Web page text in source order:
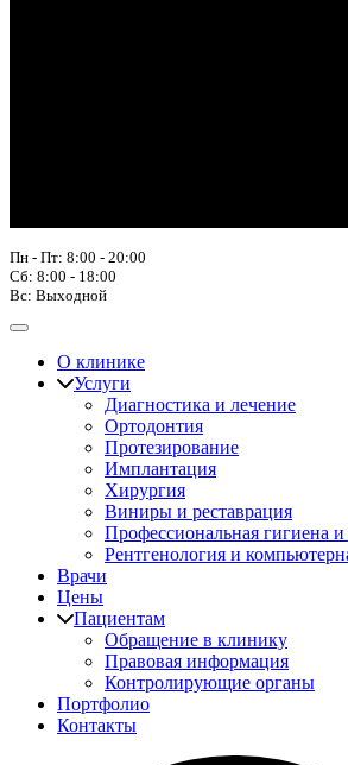
Пн - Пт: 8:00 - 20:00
Сб: 8:00 - 18:00
Вс: Выходной
О клинике
Услуги
Диагностика и лечение
Ортодонтия
Протезирование
Имплантация
Хирургия
Виниры и реставрация
Профессиональная гигиена
Рентгенология и
Врачи
Цены
Пациентам
Обращение в клинику
Правовая информация
Контролирующие органы
Портфолио
Контакты